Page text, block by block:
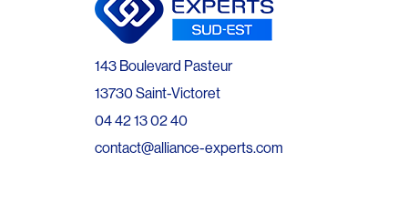
143 Boulevard Pasteur
13730 Saint-Victoret
04 42 13 02 40
contact@alliance-experts.com